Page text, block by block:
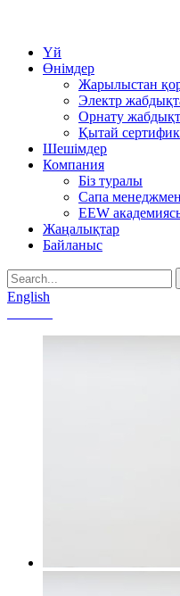
Үй
Өнімдер
Жарылыстан
Электр
Орнату
Қытай
Шешімдер
Компания
Біз туралы
Сапа
EEW
Жаңалықтар
Байланыс
English